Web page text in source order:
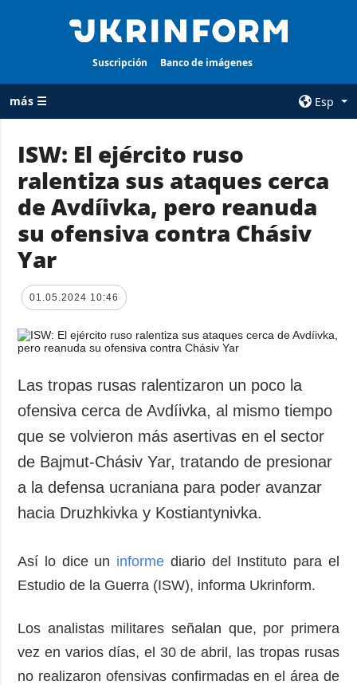
Suscripción Banco de imágenes
más ☰
Esp
TODAS LAS
CATEGORÍAS
Guerra
Reconstrucción
de Ucrania
Política
Economía
Defensa
Cultura
Deportes
Crimen
Desastres y
emergencias
AGENCIA
sobre la agencia
contacto
privacidad y
protección de
ADICIONAL
Publicaciones
Entrevistas
Video
Releases
SERVICIOS
Banco de
imágenes
ISW: El ejército ruso
ralentiza sus ataques cerca
de Avdíivka, pero reanuda
su ofensiva contra Chásiv
Yar
01.05.2024 10:46
Las tropas rusas ralentizaron un poco la
ofensiva cerca de Avdíivka, al mismo tiempo
que se volvieron más asertivas en el sector
de Bajmut-Chásiv Yar, tratando de presionar
a la defensa ucraniana para poder avanzar
hacia Druzhkivka y Kostiantynivka.
Así lo dice un informe diario del Instituto para el
Estudio de la Guerra (ISW), informa Ukrinform.
Los analistas militares señalan que, por primera
vez en varios días, el 30 de abril, las tropas rusas
no realizaron ofensivas confirmadas en el área de